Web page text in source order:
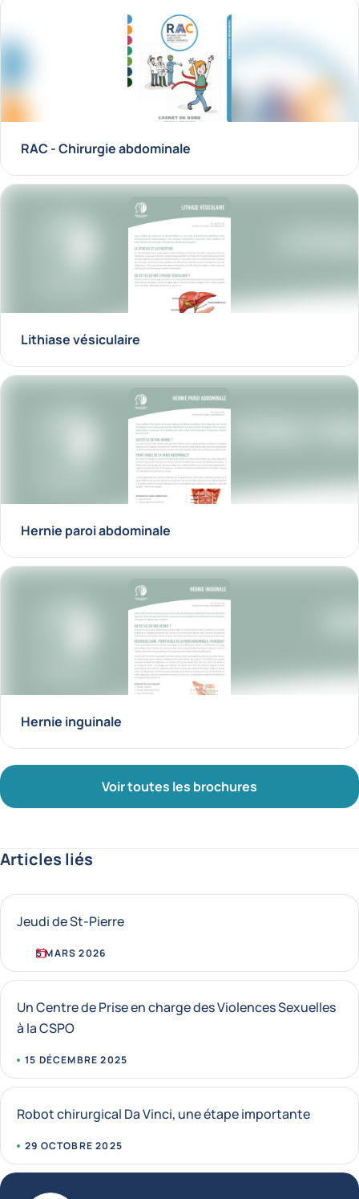
RAC - Chirurgie abdominale
Lithiase vésiculaire
Hernie paroi abdominale
Hernie inguinale
Voir toutes les brochures
Articles liés
Jeudi de St-Pierre
5 MARS 2026
Un Centre de Prise en charge des Violences Sexuelles
à la CSPO
15 DÉCEMBRE 2025
Robot chirurgical Da Vinci, une étape importante
29 OCTOBRE 2025